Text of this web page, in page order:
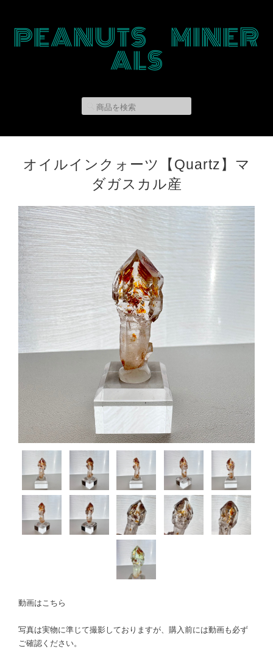
PEANUTS MINER
ALS
オイルインクォーツ【Quartz】マ
ダガスカル産
動画はこちら
写真は実物に準じて撮影しておりますが、購入前には動画も必ず
ご確認ください。